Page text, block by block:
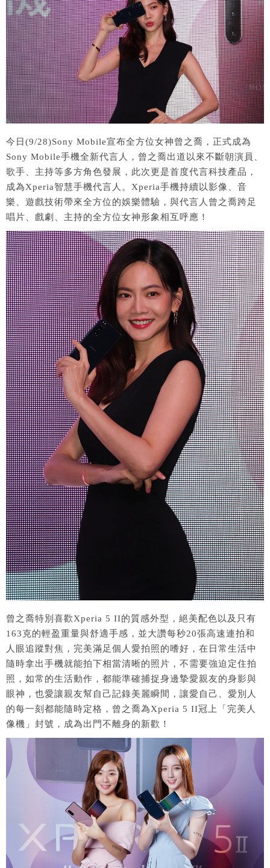
今日(9/28)Sony Mobile宣布全方位女神曾之喬，正式成為
Sony Mobile手機全新代言人，曾之喬出道以來不斷朝演員、
歌手、主持等多方角色發展，此次更是首度代言科技產品，
成為Xperia智慧手機代言人。Xperia手機持續以影像、音
樂、遊戲技術帶來全方位的娛樂體驗，與代言人曾之喬跨足
唱片、戲劇、主持的全方位女神形象相互呼應！
曾之喬特別喜歡Xperia 5 II的質感外型，絕美配色以及只有
163克的輕盈重量與舒適手感，並大讚每秒20張高速連拍和
人眼追蹤對焦，完美滿足個人愛拍照的嗜好，在日常生活中
隨時拿出手機就能拍下相當清晰的照片，不需要強迫定住拍
照，如常的生活動作，都能準確捕捉身邊摯愛親友的身影與
眼神，也愛讓親友幫自己記錄美麗瞬間，讓愛自己、愛別人
的每一刻都能隨時定格，曾之喬為Xperia 5 II冠上「完美人
像機」封號，成為出門不離身的新歡！